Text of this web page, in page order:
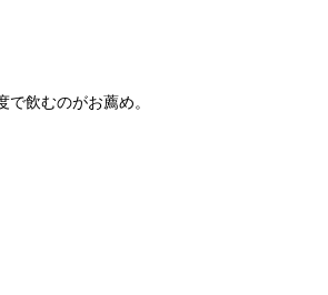
飲むのがお薦め。